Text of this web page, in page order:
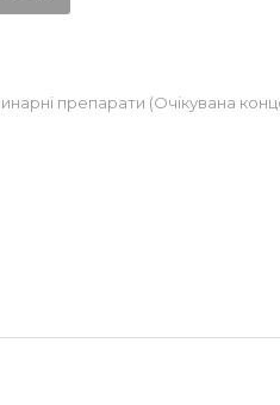
препарати (Очікувана